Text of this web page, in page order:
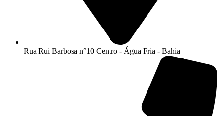
Rua Rui Barbosa n°10 Centro - Água Fria - Bahia